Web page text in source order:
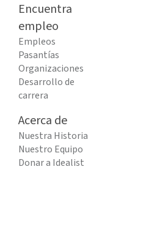
Encuentra
empleo
Empleos
Pasantías
Organizaciones
Desarrollo de
carrera
Acerca de
Nuestra Historia
Nuestro Equipo
Donar a Idealist